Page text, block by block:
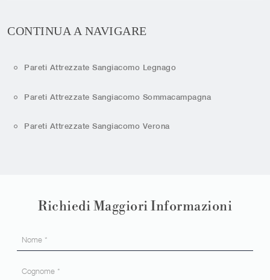
CONTINUA A NAVIGARE
Pareti Attrezzate Sangiacomo Legnago
Pareti Attrezzate Sangiacomo Sommacampagna
Pareti Attrezzate Sangiacomo Verona
Richiedi Maggiori Informazioni